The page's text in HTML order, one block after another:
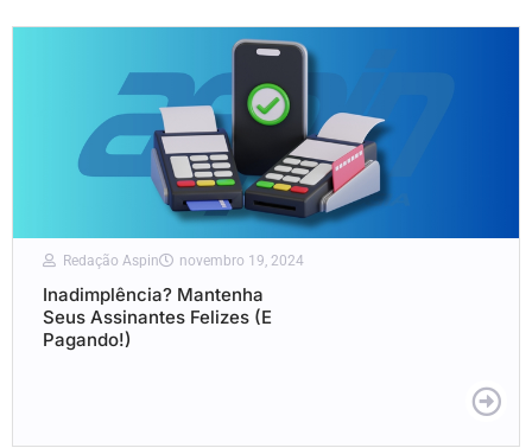
Redação Aspin novembro 19, 2024
Inadimplência? Mantenha
Seus Assinantes Felizes (E
Pagando!)